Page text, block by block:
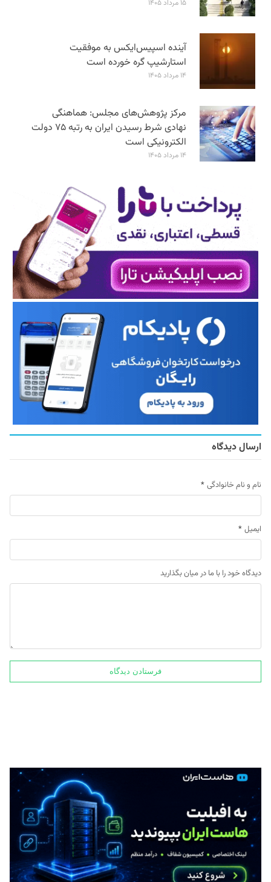
۱۵ مرداد ۱۴۰۵
آینده اسپیس‌ایکس به موفقیت
استارشیپ گره خورده است
۱۴ مرداد ۱۴۰۵
مرکز پژوهش‌های مجلس: هماهنگی
نهادی شرط رسیدن ایران به رتبه ۷۵ دولت
الکترونیکی است
۱۴ مرداد ۱۴۰۵
ارسال دیدگاه
نام و نام خانوادگی *
ایمیل *
دیدگاه خود را با ما در میان بگذارید